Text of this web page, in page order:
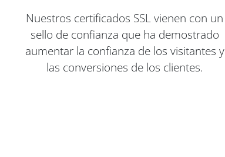
Nuestros certificados SSL vienen con un
sello de confianza que ha demostrado
aumentar la confianza de los visitantes y
las conversiones de los clientes.